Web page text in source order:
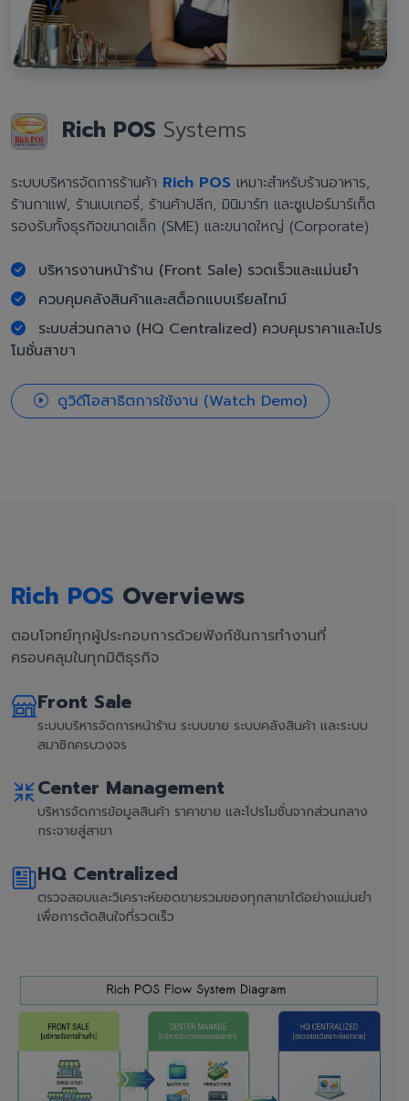
Rich POS Systems
ระบบบริหารจัดการร้านค้า Rich POS เหมาะสำหรับร้านอาหาร,
ร้านกาแฟ, ร้านเบเกอรี่, ร้านค้าปลีก, มินิมาร์ท และซูเปอร์มาร์เก็ต
รองรับทั้งธุรกิจขนาดเล็ก (SME) และขนาดใหญ่ (Corporate)
บริหารงานหน้าร้าน (Front Sale) รวดเร็วและแม่นยำ
ควบคุมคลังสินค้าและสต็อกแบบเรียลไทม์
ระบบส่วนกลาง (HQ Centralized) ควบคุมราคาและโปร
โมชั่นสาขา
ดูวิดีโอสาธิตการใช้งาน (Watch Demo)
Rich POS Overviews
ตอบโจทย์ทุกผู้ประกอบการด้วยฟังก์ชันการทำงานที่
ครอบคลุมในทุกมิติธุรกิจ
Front Sale
ระบบบริหารจัดการหน้าร้าน ระบบขาย ระบบคลังสินค้า และระบบ
สมาชิกครบวงจร
Center Management
บริหารจัดการข้อมูลสินค้า ราคาขาย และโปรโมชั่นจากส่วนกลาง
กระจายสู่สาขา
HQ Centralized
ตรวจสอบและวิเคราะห์ยอดขายรวมของทุกสาขาได้อย่างแม่นยำ
เพื่อการตัดสินใจที่รวดเร็ว